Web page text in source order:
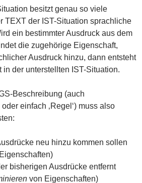
besitzt genau so viele
TEXT der IST-Situation sprachliche
ein bestimmter Ausdruck aus dem
die zugehörige Eigenschaft,
Ausdruck hinzu, dann entsteht
der unterstellten IST-Situation.
Beschreibung (auch
einfach ‚Regel‘) muss also
neu hinzu kommen sollen
bisherigen Ausdrücke entfernt
von Eigenschaften)